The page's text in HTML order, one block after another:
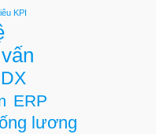
KPI
DX
ERP
lương